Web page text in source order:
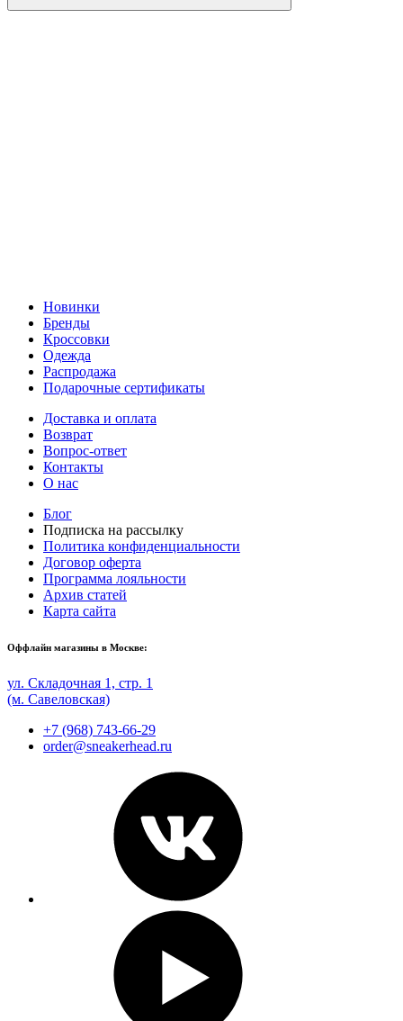
Новинки
Бренды
Кроссовки
Одежда
Распродажа
Подарочные сертификаты
Доставка и оплата
Возврат
Вопрос-ответ
Контакты
О нас
Блог
Подписка на рассылку
Политика конфиденциальности
Договор оферта
Программа лояльности
Архив статей
Карта сайта
Оффлайн магазины в Москве:
ул. Складочная 1, стр. 1
(м. Савеловская)
+7 (968) 743-66-29
order@sneakerhead.ru